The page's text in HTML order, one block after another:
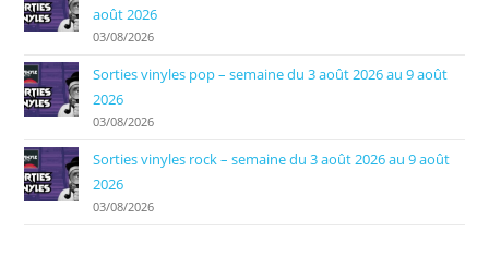
août 2026
03/08/2026
Sorties vinyles pop – semaine du 3 août 2026 au 9 août
2026
03/08/2026
Sorties vinyles rock – semaine du 3 août 2026 au 9 août
2026
03/08/2026